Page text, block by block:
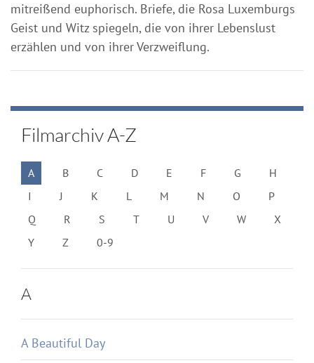
mitreißend euphorisch. Briefe, die Rosa Luxemburgs
Geist und Witz spiegeln, die von ihrer Lebenslust
erzählen und von ihrer Verzweiflung.
Filmarchiv A-Z
A B C D E F G
H
I
J K L M N O
P
Q
R S T U V W
X
Y
Z 0-9
A
A Beautiful Day